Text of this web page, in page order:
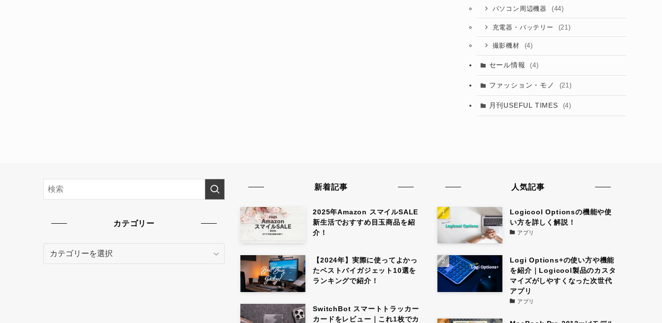
パソコン周辺機器 (44)
充電器・バッテリー (21)
撮影機材 (4)
セール情報 (4)
ファッション・モノ (21)
月刊USEFUL TIMES (4)
カテゴリー
新着記事
2025年Amazon スマイルSALE
新生活でおすすめ目玉商品を紹
介！
【2024年】実際に使ってよかっ
たベストバイガジェット10選を
ランキングで紹介！
SwitchBot スマートトラッカー
カードをレビュー｜これ1枚でカ
人気記事
Logicool Optionsの機能や使
い方を詳しく解説！
アプリ
Logi Options+の使い方や機能
を紹介｜Logicool製品のカスタ
マイズがしやすくなった次世代
アプリ
アプリ